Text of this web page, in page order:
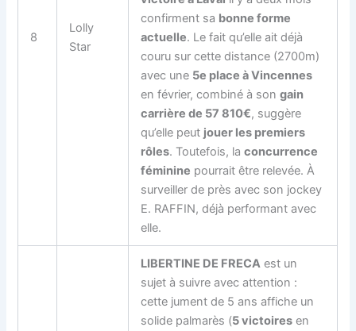
8
Lolly
Star
confirment sa bonne forme
actuelle. Le fait qu’elle ait déjà
couru sur cette distance (2700m)
avec une 5e place à Vincennes
en février, combiné à songain
carrière de 57 810€, suggère
qu’elle peut jouer les premiers
rôles. Toutefois, laconcurrence
féminine pourrait être relevée. À
surveiller de près avec son jockey
E. RAFFIN, déjà performant avec
elle.
LIBERTINE DE FRECA est un
sujet à suivre avec attention :
cette jument de 5 ans affiche un
solide palmarès (5 victoires en